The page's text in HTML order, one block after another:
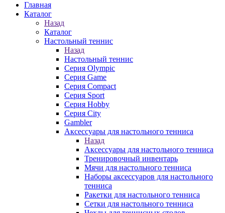
Главная
Каталог
Назад
Каталог
Настольный теннис
Назад
Настольный теннис
Серия Olympic
Серия Game
Серия Compact
Серия Sport
Серия Hobby
Серия City
Gambler
Аксессуары для настольного тенниса
Назад
Аксессуары для настольного тенниса
Тренировочный инвентарь
Мячи для настольного тенниса
Наборы аксессуаров для настольного
тенниса
Ракетки для настольного тенниса
Сетки для настольного тенниса